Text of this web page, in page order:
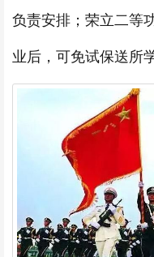
负责安排；荣立二等
业后，可免试保送所